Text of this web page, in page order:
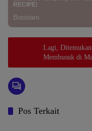
Lagi,
Membusuk di
Pos Terkait
News